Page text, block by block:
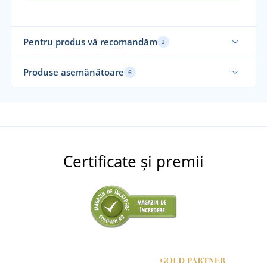
Pentru produs vă recomandăm 3
Produse asemănătoare 6
Certificate și premii